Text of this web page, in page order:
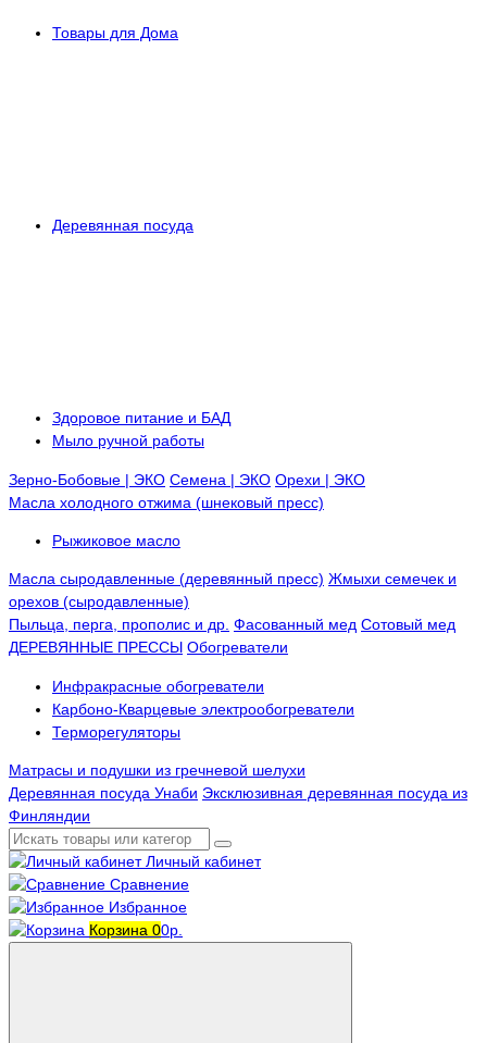
Товары для Дома
Деревянная посуда
Здоровое питание и БАД
Мыло ручной работы
Зерно-Бобовые | ЭКО Семена | ЭКО Орехи | ЭКО
Масла холодного отжима (шнековый пресс)
Рыжиковое масло
Масла сыродавленные (деревянный пресс) Жмыхи семечек и
орехов (сыродавленные)
Пыльца, перга, прополис и др. Фасованный мед Сотовый мед
ДЕРЕВЯННЫЕ ПРЕССЫ Обогреватели
Инфракрасные обогреватели
Карбоно-Кварцевые электрообогреватели
Терморегуляторы
Матрасы и подушки из гречневой шелухи
Деревянная посуда Унаби Эксклюзивная деревянная посуда из
Финляндии
Личный кабинет
Сравнение
Избранное
Корзина 00р.